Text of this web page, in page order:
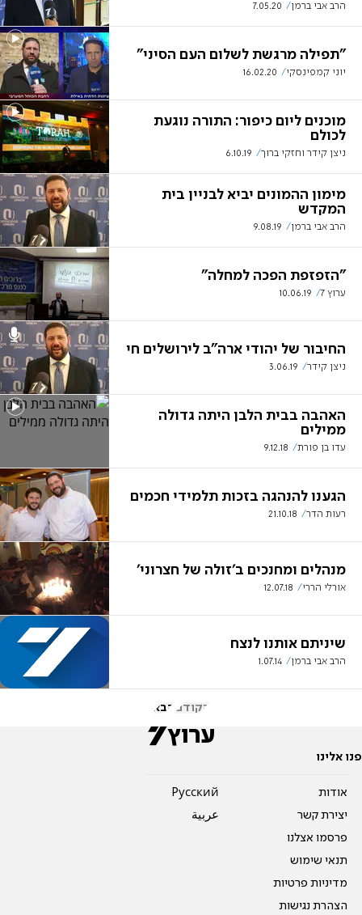
הרב אבי ברמן 7.05.20
"תפילה מרגשת לשלום העם הסיני"
יוני קמפינסקי 16.02.20
מוכנים ליום כיפור: התורה נוגעת
לכולם
ניצן קידר וחזקי ברוך 6.10.19
מימון ההמונים יביא לבניין בית
המקדש
הרב אבי ברמן 9.08.19
"הזפזפת הפכה למחלה"
ערוץ 7 10.06.19
החיבור של יהודי ארה"ב לירושלים חי
ניצן קידר 3.06.19
האהבה בבית הלבן היתה גדולה
ממילים
עדו בן פורת 9.12.18
הגענו להנהגה בזכות תלמידי חכמים
רעות הדר 21.10.18
מנהלים ומחנכים ב'זולה של חצרוני'
אורלי הררי 12.07.18
שיניתם אותנו לנצח
הרב אבי ברמן 1.07.14
הקודם הבא
פנו אלינו
אודות
יצירת קשר
פרסמו אצלנו
תנאי שימוש
מדיניות פרטיות
הצהרת נגישות
Pусский
عربية